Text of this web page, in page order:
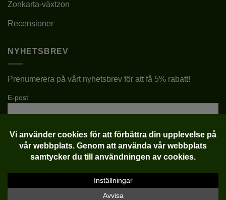
Zonkarta-växtzon
Recensioner
NYHETSBREV
Prenumerera på vårt nyhetsbrev för att få 5% rabatt!
E-post
Klarna Visa MasterCard